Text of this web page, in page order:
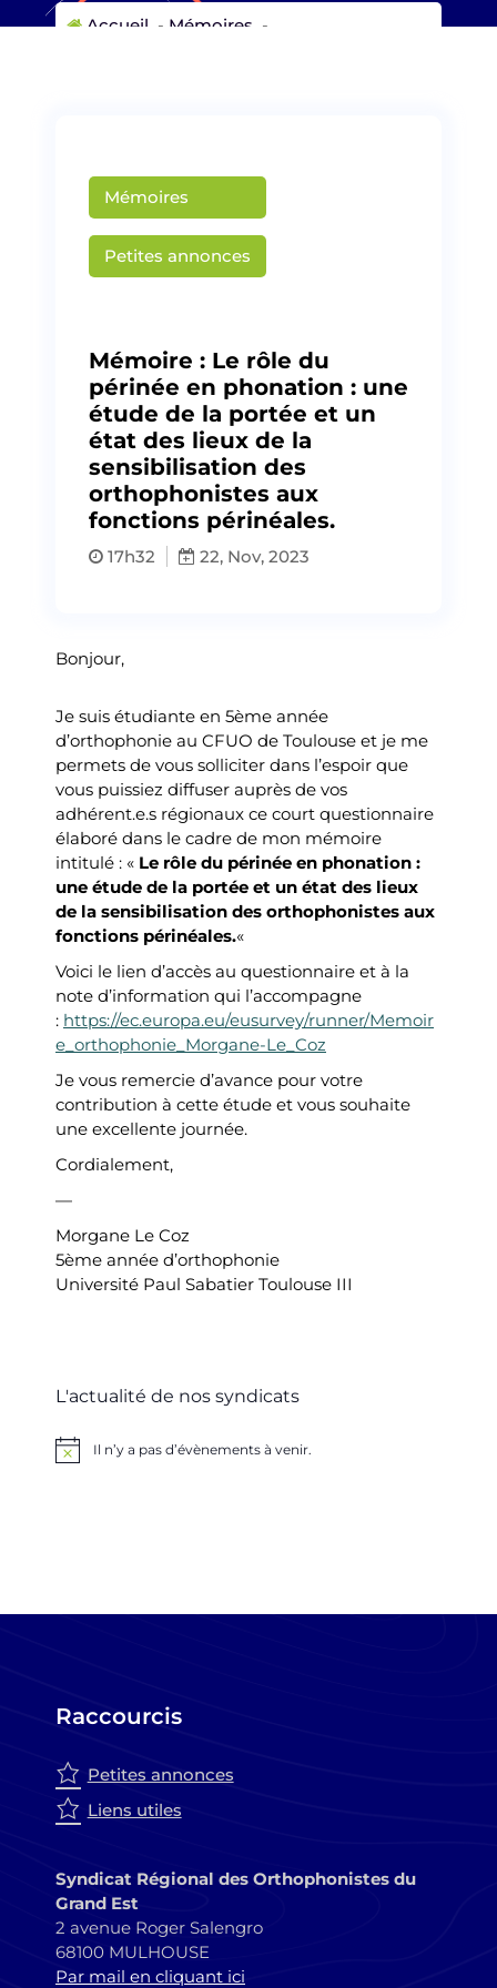
Accueil - Mémoires -
Mémoires
Petites annonces
Mémoire : Le rôle du
périnée en phonation : une
étude de la portée et un
état des lieux de la
sensibilisation des
orthophonistes aux
fonctions périnéales.
17h32 22, Nov, 2023
Bonjour,
Je suis étudiante en 5ème année
d’orthophonie au CFUO de Toulouse et je me
permets de vous solliciter dans l’espoir que
vous puissiez diffuser auprès de vos
adhérent.e.s régionaux ce court questionnaire
élaboré dans le cadre de mon mémoire
intitulé : « Le rôle du périnée en phonation :
une étude de la portée et un état des lieux
de la sensibilisation des orthophonistes aux
fonctions périnéales.«
Voici le lien d’accès au questionnaire et à la
note d’information qui l’accompagne
: https://ec.europa.eu/eusurvey/runner/Memoir
e_orthophonie_Morgane-Le_Coz
Je vous remercie d’avance pour votre
contribution à cette étude et vous souhaite
une excellente journée.
Cordialement,
—
Morgane Le Coz
5ème année d’orthophonie
Université Paul Sabatier Toulouse III
L'actualité de nos syndicats
NoticeIl n’y a pas d’évènements à venir.
Raccourcis
Petites annonces
Liens utiles
Syndicat Régional des Orthophonistes du
Grand Est
2 avenue Roger Salengro
68100 MULHOUSE
Par mail en cliquant ici